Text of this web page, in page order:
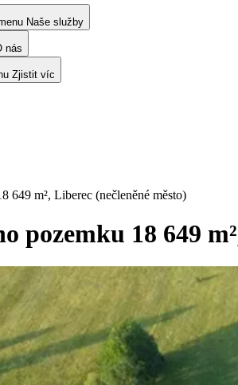
Naše služby
nás
Zjistit víc
649 m², Liberec (nečleněné město)
pozemku 18 649